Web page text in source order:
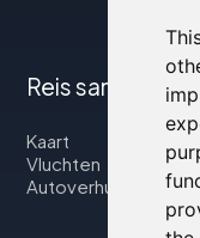
Reis samen
Kaart
Vluchten
Autoverhuur